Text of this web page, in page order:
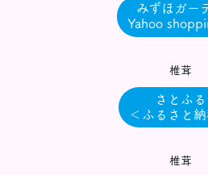
みずほガー
Yahoo
椎茸
さとふる
＜ふるさと納
椎茸